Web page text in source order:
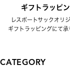
ギフトラッピ
レスポートサックオリ
ギフトラッピングにて承
CATEGORY